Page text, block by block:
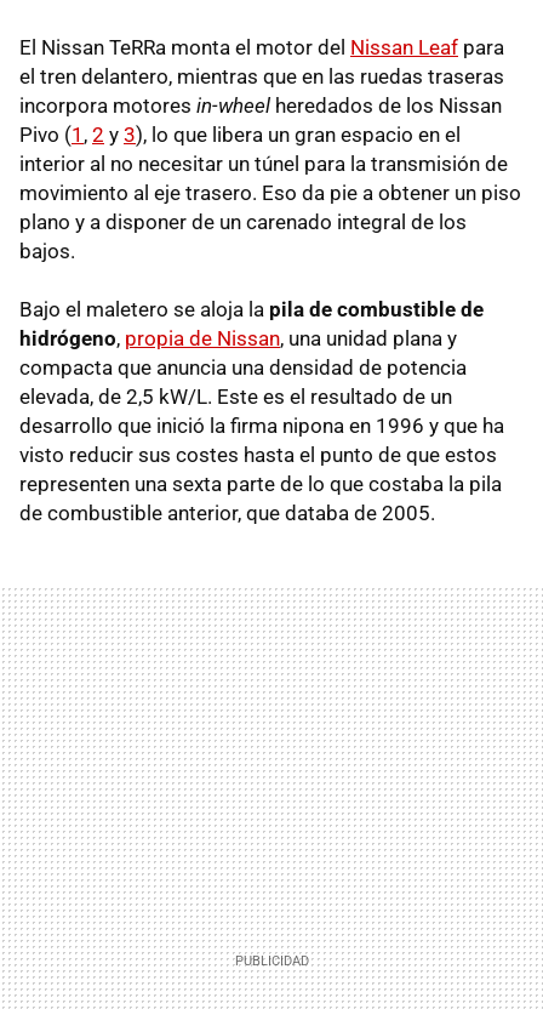
El Nissan TeRRa monta el motor del Nissan Leaf para
el tren delantero, mientras que en las ruedas traseras
incorpora motores in-wheel heredados de los Nissan
Pivo (1 , 2 y 3), lo que libera un gran espacio en el
interior al no necesitar un túnel para la transmisión de
movimiento al eje trasero. Eso da pie a obtener un piso
plano y a disponer de un carenado integral de los
bajos.
Bajo el maletero se aloja la pila de combustible de
hidrógeno, propia de Nissan, una unidad plana y
compacta que anuncia una densidad de potencia
elevada, de 2,5 kW/L. Este es el resultado de un
desarrollo que inició la firma nipona en 1996 y que ha
visto reducir sus costes hasta el punto de que estos
representen una sexta parte de lo que costaba la pila
de combustible anterior, que databa de 2005.